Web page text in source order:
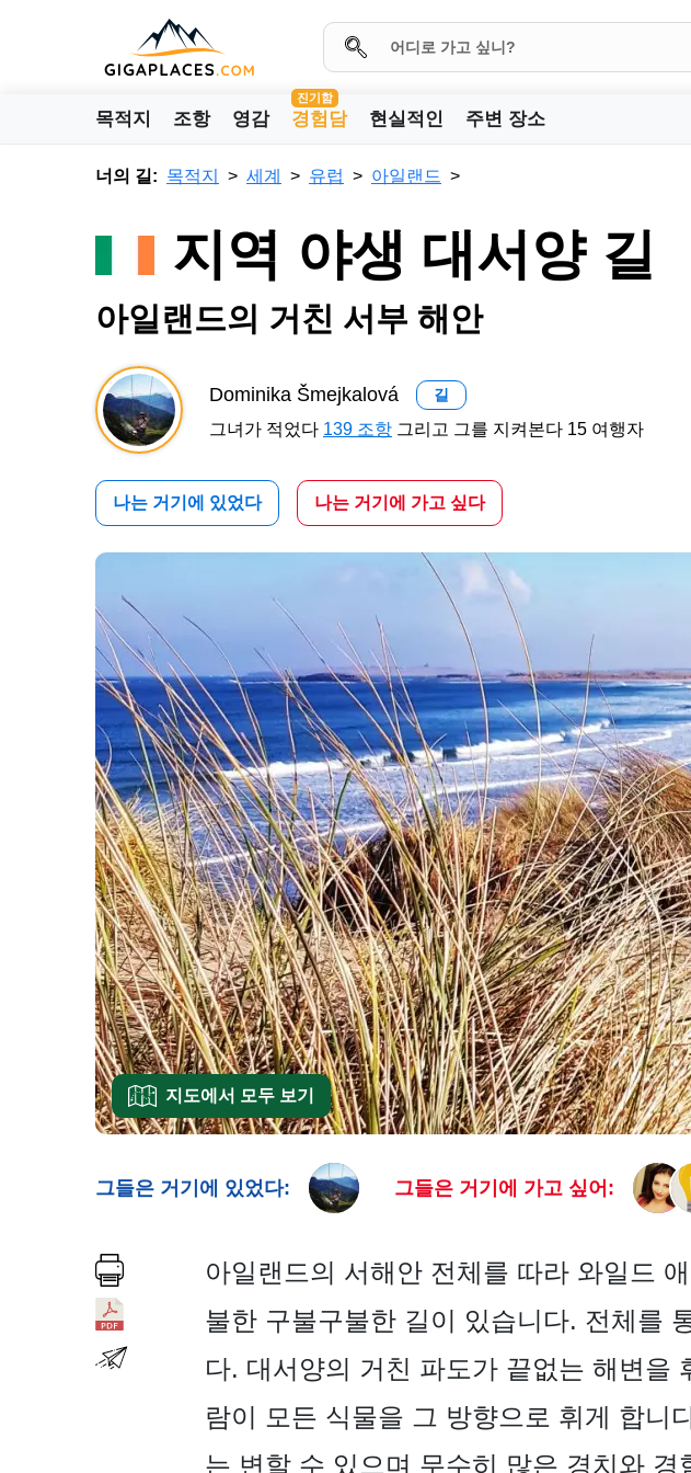
목적지 조항 영감
진기함
경험담 현실적인 주변 장소
너의 길: 목적지 세계 유럽 아일랜드
지역 야생 대서양 길
아일랜드의 거친 서부 해안
Dominika Šmejkalová 길
그녀가 적었다 139 조항 그리고 그를 지켜본다 15 여행자
나는 거기에 있었다 나는 거기에 가고 싶다
지도에서 모두 보기
그들은 거기에 있었다: 그들은 거기에 가고 싶어:
아일랜드의 서해안 전체를 따라 와일드
불한 구불구불한 길이 있습니다. 전체를
다. 대서양의 거친 파도가 끝없는 해변을
람이 모든 식물을 그 방향으로 휘게 합니
는 변할 수 있으며 무수히 많은 경치와 경